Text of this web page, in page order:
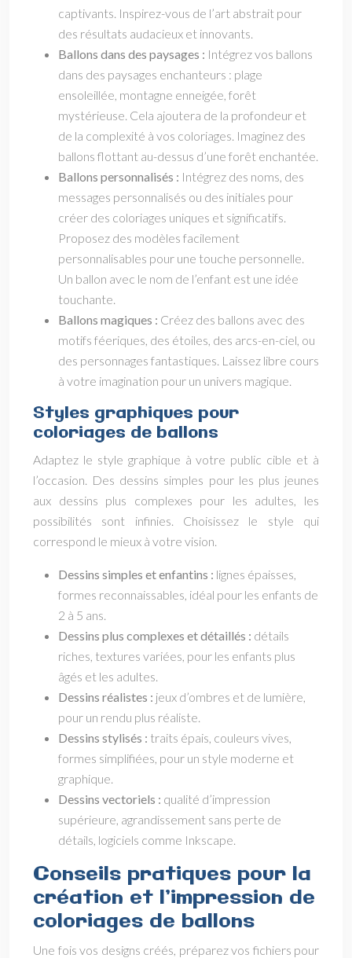
captivants. Inspirez-vous de l’art abstrait pour
des résultats audacieux et innovants.
Ballons dans des paysages : Intégrez vos ballons
dans des paysages enchanteurs : plage
ensoleillée, montagne enneigée, forêt
mystérieuse. Cela ajoutera de la profondeur et
de la complexité à vos coloriages. Imaginez des
ballons flottant au-dessus d’une forêt enchantée.
Ballons personnalisés : Intégrez des noms, des
messages personnalisés ou des initiales pour
créer des coloriages uniques et significatifs.
Proposez des modèles facilement
personnalisables pour une touche personnelle.
Un ballon avec le nom de l’enfant est une idée
touchante.
Ballons magiques : Créez des ballons avec des
motifs féeriques, des étoiles, des arcs-en-ciel, ou
des personnages fantastiques. Laissez libre cours
à votre imagination pour un univers magique.
Styles graphiques pour
coloriages de ballons
Adaptez le style graphique à votre public cible et à
l’occasion. Des dessins simples pour les plus jeunes
aux dessins plus complexes pour les adultes, les
possibilités sont infinies. Choisissez le style qui
correspond le mieux à votre vision.
Dessins simples et enfantins : lignes épaisses,
formes reconnaissables, idéal pour les enfants de
2 à 5 ans.
Dessins plus complexes et détaillés : détails
riches, textures variées, pour les enfants plus
âgés et les adultes.
Dessins réalistes : jeux d’ombres et de lumière,
pour un rendu plus réaliste.
Dessins stylisés : traits épais, couleurs vives,
formes simplifiées, pour un style moderne et
graphique.
Dessins vectoriels : qualité d’impression
supérieure, agrandissement sans perte de
détails, logiciels comme Inkscape.
Conseils pratiques pour la
création et l’impression de
coloriages de ballons
Une fois vos designs créés, préparez vos fichiers pour